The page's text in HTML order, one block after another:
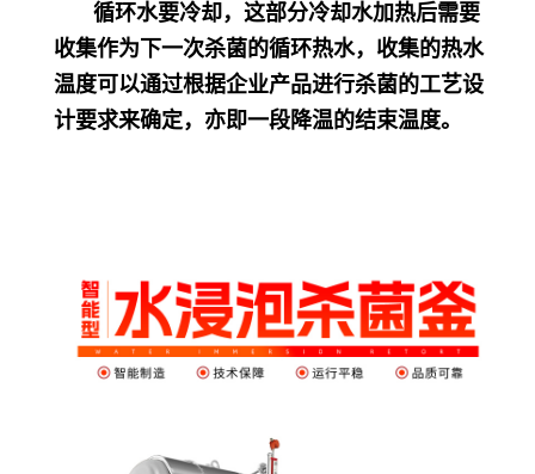
循环水要冷却，这部分冷却水加热后需要
收集作为下一次杀菌的循环热水，收集的热水
温度可以通过根据企业产品进行杀菌的工艺设
计要求来确定，亦即一段降温的结束温度。